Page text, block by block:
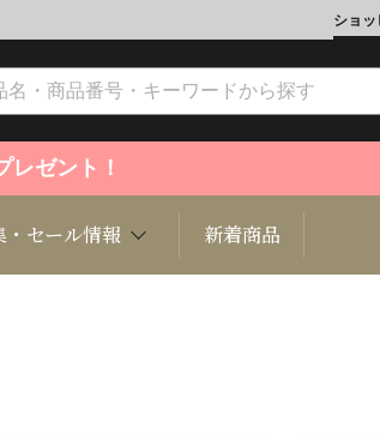
ショ
レゼント！
・セール情報 新着商品